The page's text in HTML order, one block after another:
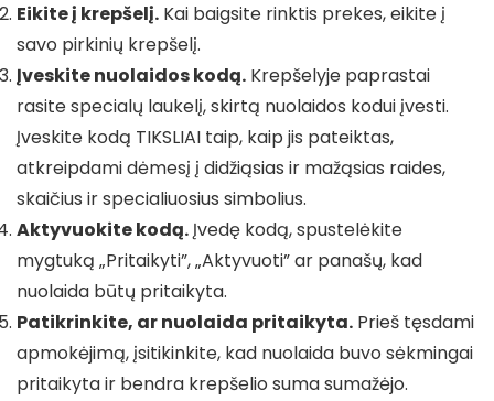
Eikite į krepšelį. Kai baigsite rinktis prekes, eikite į
savo pirkinių krepšelį.
Įveskite nuolaidos kodą. Krepšelyje paprastai
rasite specialų laukelį, skirtą nuolaidos kodui įvesti.
Įveskite kodą TIKSLIAI taip, kaip jis pateiktas,
atkreipdami dėmesį į didžiąsias ir mažąsias raides,
skaičius ir specialiuosius simbolius.
Aktyvuokite kodą.Įvedę kodą, spustelėkite
mygtuką „Pritaikyti”, „Aktyvuoti” ar panašų, kad
nuolaida būtų pritaikyta.
Patikrinkite, ar nuolaida pritaikyta. Prieš tęsdami
apmokėjimą, įsitikinkite, kad nuolaida buvo sėkmingai
pritaikyta ir bendra krepšelio suma sumažėjo.